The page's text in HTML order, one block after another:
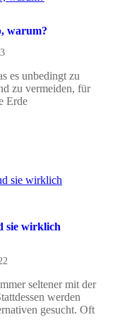
warum?
es unbedingt zu
zu vermeiden, für
Erde
sie wirklich
seltener mit der
werden
gesucht. Oft